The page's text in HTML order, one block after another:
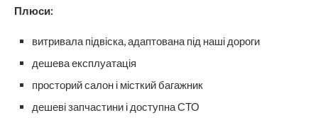
Плюси:
витривала підвіска, адаптована під наші дороги
дешева експлуатація
просторий салон і місткий багажник
дешеві запчастини і доступна СТО